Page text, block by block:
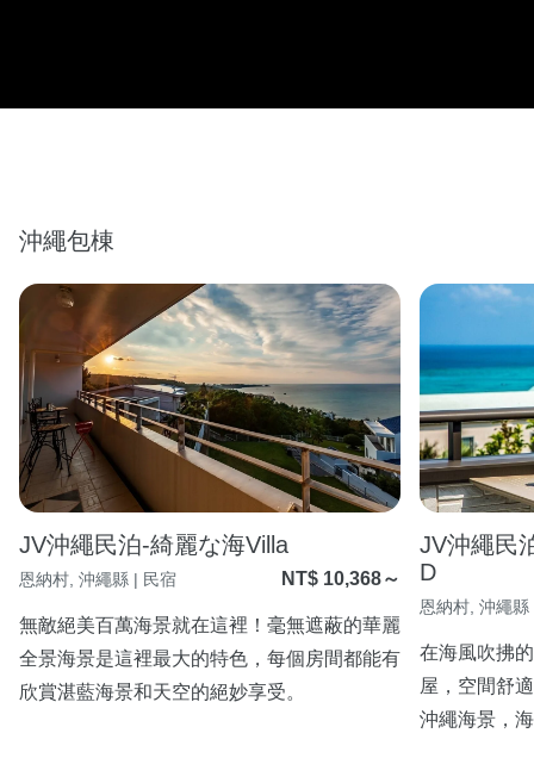
沖繩包棟
JV沖繩民泊-綺麗な海Villa
恩納村, 沖繩縣 | 民宿 NT$ 10,368～
無敵絕美百萬海景就在這裡！毫無遮蔽的華麗
全景海景是這裡最大的特色，每個房間都能有
欣賞湛藍海景和天空的絕妙享受。
JV沖繩民
D
恩納村, 沖繩縣
在海風吹拂
屋，空間舒
沖繩海景，